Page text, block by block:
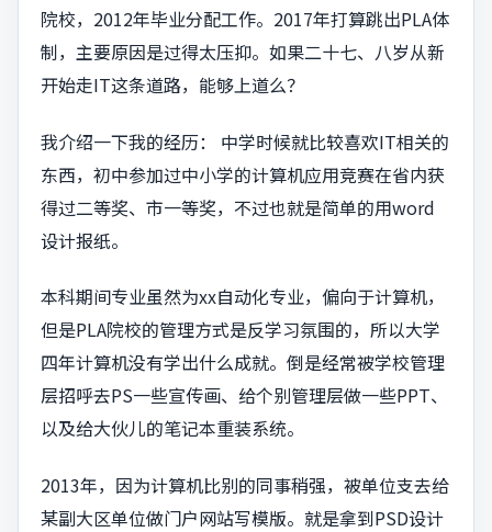
院校，2012年毕业分配工作。2017年打算跳出PLA体
制，主要原因是过得太压抑。如果二十七、八岁从新
开始走IT这条道路，能够上道么？
我介绍一下我的经历： 中学时候就比较喜欢IT相关的
东西，初中参加过中小学的计算机应用竞赛在省内获
得过二等奖、市一等奖，不过也就是简单的用word
设计报纸。
本科期间专业虽然为xx自动化专业，偏向于计算机，
但是PLA院校的管理方式是反学习氛围的，所以大学
四年计算机没有学出什么成就。倒是经常被学校管理
层招呼去PS一些宣传画、给个别管理层做一些PPT、
以及给大伙儿的笔记本重装系统。
2013年，因为计算机比别的同事稍强，被单位支去给
某副大区单位做门户网站写模版。就是拿到PSD设计